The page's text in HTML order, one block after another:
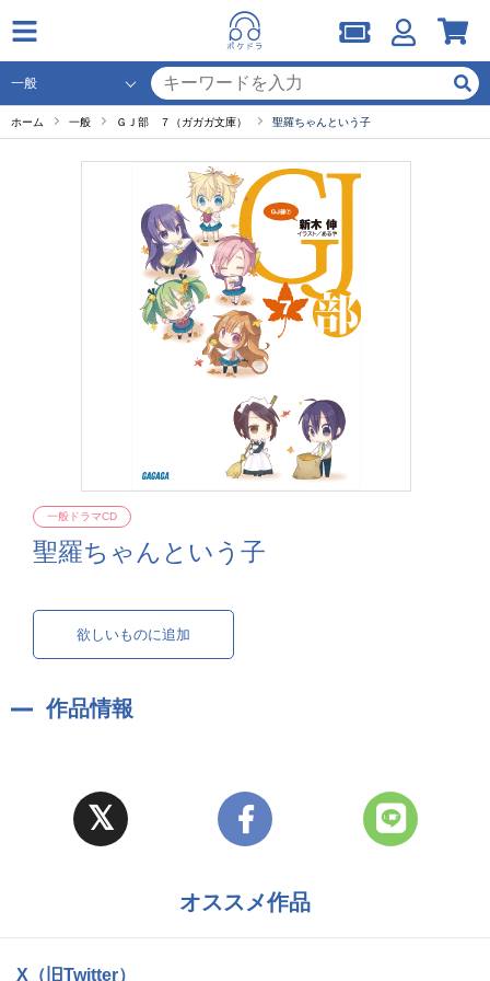
ホーム 一般 ＧＪ部 ７（ガガガ文庫） 聖羅ちゃんという子
聖羅ちゃんという子
一般ドラマCD
欲しいものに追加
作品情報
オススメ作品
X（旧Twitter）